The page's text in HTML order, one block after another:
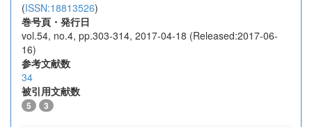
(ISSN:18813526)
巻号頁・発行日
vol.54, no.4, pp.303-314, 2017-04-18 (Released:2017-06-
16)
参考文献数
34
被引用文献数
5 3